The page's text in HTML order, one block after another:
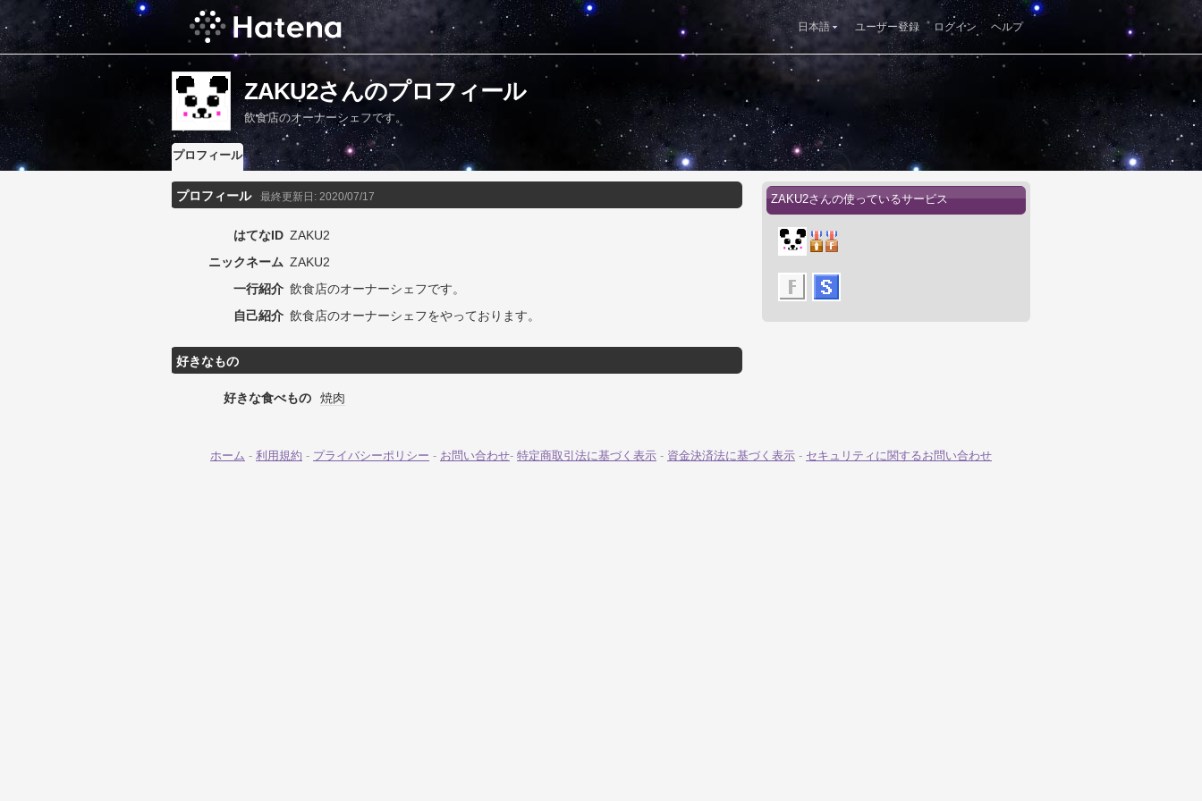
日本語 ユーザー登録 ログイン ヘルプ
ZAKU2さんのプロフィール
飲食店のオーナーシェフです。
プロフィール
プロフィール 最終更新日: 2020/07/17
はてなID ZAKU2
ニックネーム ZAKU2
一行紹介 飲食店のオーナーシェフです。
自己紹介 飲食店のオーナーシェフをやっております。
好きなもの
好きな食べもの 焼肉
ZAKU2さんの使っているサービス
ホーム - 利用規約 - プライバシーポリシー - お問い合わせ- 特定商取引法に基づく表示 - 資金決済法に基づく表示 - セキュリティに関するお問い合わせ